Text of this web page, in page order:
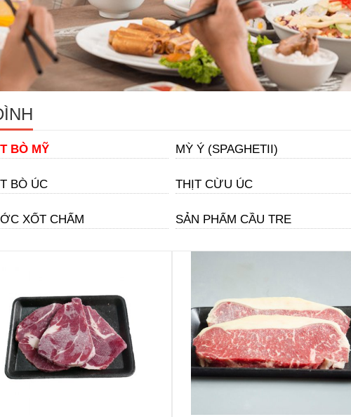
BÒ MỸ MỲ Ý (SPAGHETII)
BÒ ÚC THỊT CỪU ÚC
XỐT CHẤM SẢN PHẨM CẦU TRE